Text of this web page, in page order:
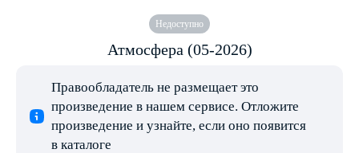
Недоступно
Атмосфера (05-2026)
Правообладатель не размещает это
произведение в нашем сервисе. Отложите
произведение и узнайте, если оно появится
в каталоге